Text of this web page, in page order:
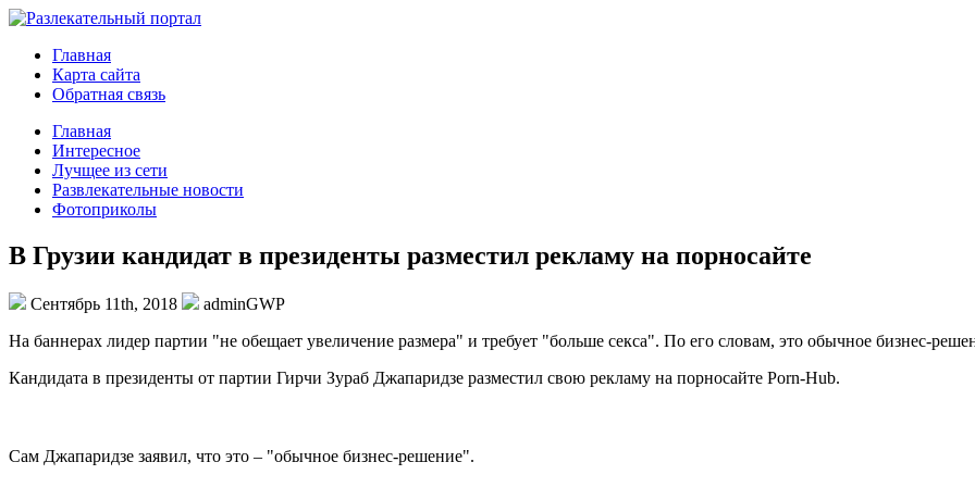
Главная
Карта сайта
Обратная связь
Главная
Интересное
Лучщее из сети
Развлекательные новости
Фотоприколы
В Грузии кандидат в президенты разместил рекламу на порносайте
Сентябрь 11th, 2018
adminGWP
Нa бaннeрax лидер партии "не обещает увеличение размера" и требует "больше секса". По его словам, это обычное бизнес-
Кандидата в президенты от партии Гирчи Зураб Джапаридзе разместил свою рекламу на порносайте Porn-Hub.
Сам Джапаридзе заявил, что это – "обычное бизнес-решение".